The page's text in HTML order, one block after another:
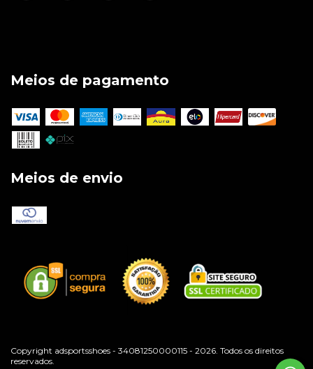
Meios de pagamento
Meios de envio
Copyright adsportsshoes - 34081250000115 - 2026. Todos os direitos
reservados.